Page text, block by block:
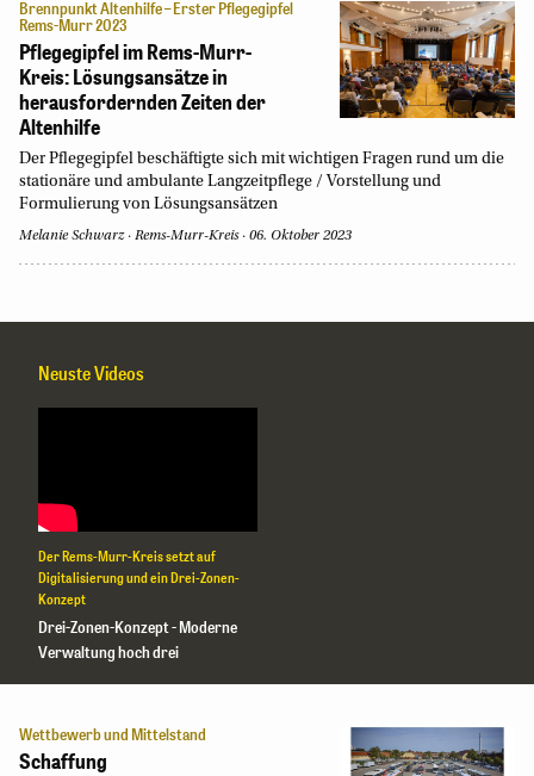
Brennpunkt Altenhilfe – Erster Pflegegipfel
Rems-Murr 2023
Pflegegipfel im Rems-Murr-
Kreis: Lösungsansätze in
herausfordernden Zeiten der
Altenhilfe
Der Pflegegipfel beschäftigte sich mit wichtigen Fragen rund um die
stationäre und ambulante Langzeitpflege / Vorstellung und
Formulierung von Lösungsansätzen
Melanie Schwarz Rems-Murr-Kreis 06. Oktober 2023
Neuste Videos
Der Rems-Murr-Kreis setzt auf
Digitalisierung und ein Drei-Zonen-
Konzept
Drei-Zonen-Konzept - Moderne
Verwaltung hoch drei
Wettbewerb und Mittelstand
Schaffung